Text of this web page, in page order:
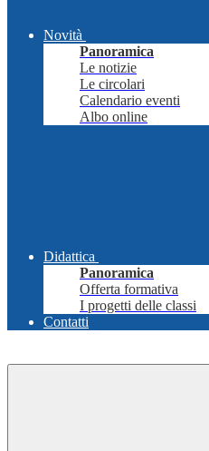
Novità
Panoramica
Le notizie
Le circolari
Calendario eventi
Albo online
Didattica
Panoramica
Offerta formativa
I progetti delle classi
Contatti